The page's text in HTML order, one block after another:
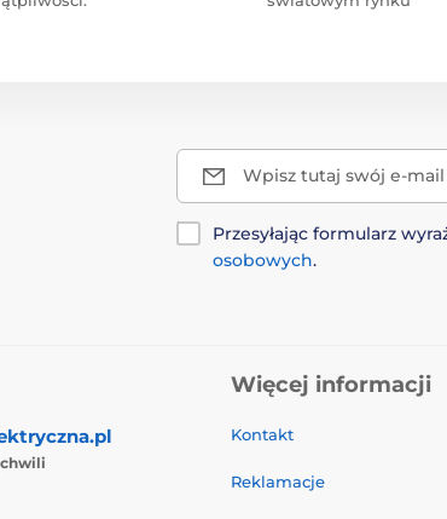
Wpisz tutaj swój e-mail
Przesyłając formularz
osobowych.
Więcej informacji
Kontakt
Reklamacje